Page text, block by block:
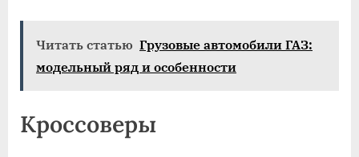
Читать статью Грузовые автомобили ГАЗ:
модельный ряд и особенности
Кроссоверы